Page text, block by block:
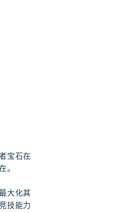
宝石在
。
大化其
技能力